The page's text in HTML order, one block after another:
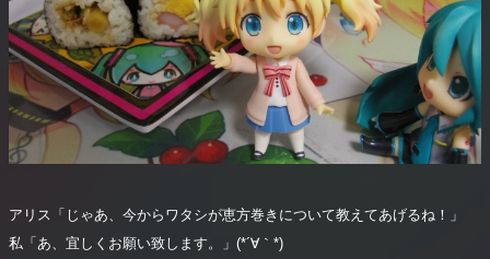
アリス「じゃあ、今からワタシが恵方巻きについて教えてあげるね！」
私「あ、宜しくお願い致します。」(*´∀｀*)